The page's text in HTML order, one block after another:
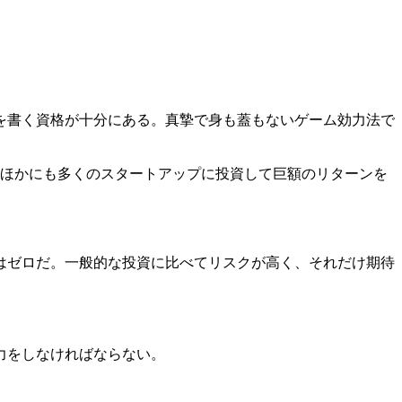
く資格が十分にある。真摯で身も蓋もないゲーム効力法で
かにも多くのスタートアップに投資して巨額のリターンを
ロだ。一般的な投資に比べてリスクが高く、それだけ期待
しなければならない。